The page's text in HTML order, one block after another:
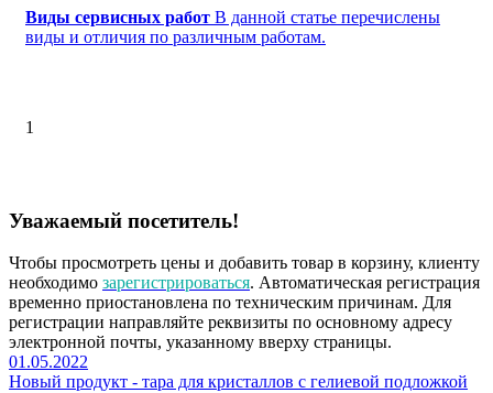
Виды сервисных работ В данной статье перечислены
виды и отличия по различным работам.
1
Уважаемый посетитель!
Чтобы просмотреть цены и добавить товар в корзину, клиенту
необходимо зарегистрироваться. Автоматическая регистрация
временно приостановлена по техническим причинам. Для
регистрации направляйте реквизиты по основному адресу
электронной почты, указанному вверху страницы.
01.05.2022
Новый продукт - тара для кристаллов с гелиевой подложкой